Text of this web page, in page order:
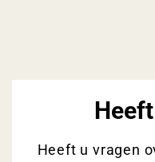
Heeft u vragen